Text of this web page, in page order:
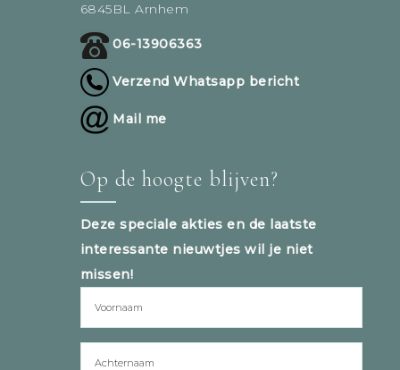
6845BL Arnhem
06-13906363
Verzend Whatsapp bericht
Mail me
Op de hoogte blijven?
Deze speciale akties en de laatste
interessante nieuwtjes wil je niet
missen!